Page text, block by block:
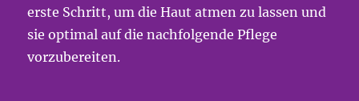
erste Schritt, um die Haut atmen zu lassen und
sie optimal auf die nachfolgende Pflege
vorzubereiten.